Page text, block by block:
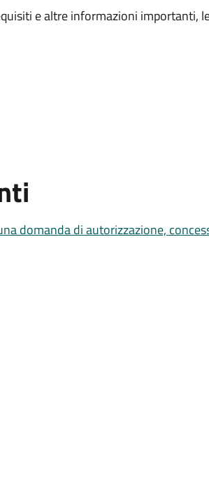
e altre informazioni importanti,
domanda di autorizzazione,